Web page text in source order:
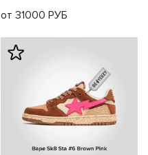
от 31000 РУБ